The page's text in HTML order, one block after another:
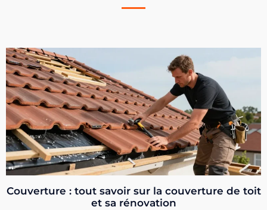
Couverture : tout savoir sur la couverture de toit
et sa rénovation